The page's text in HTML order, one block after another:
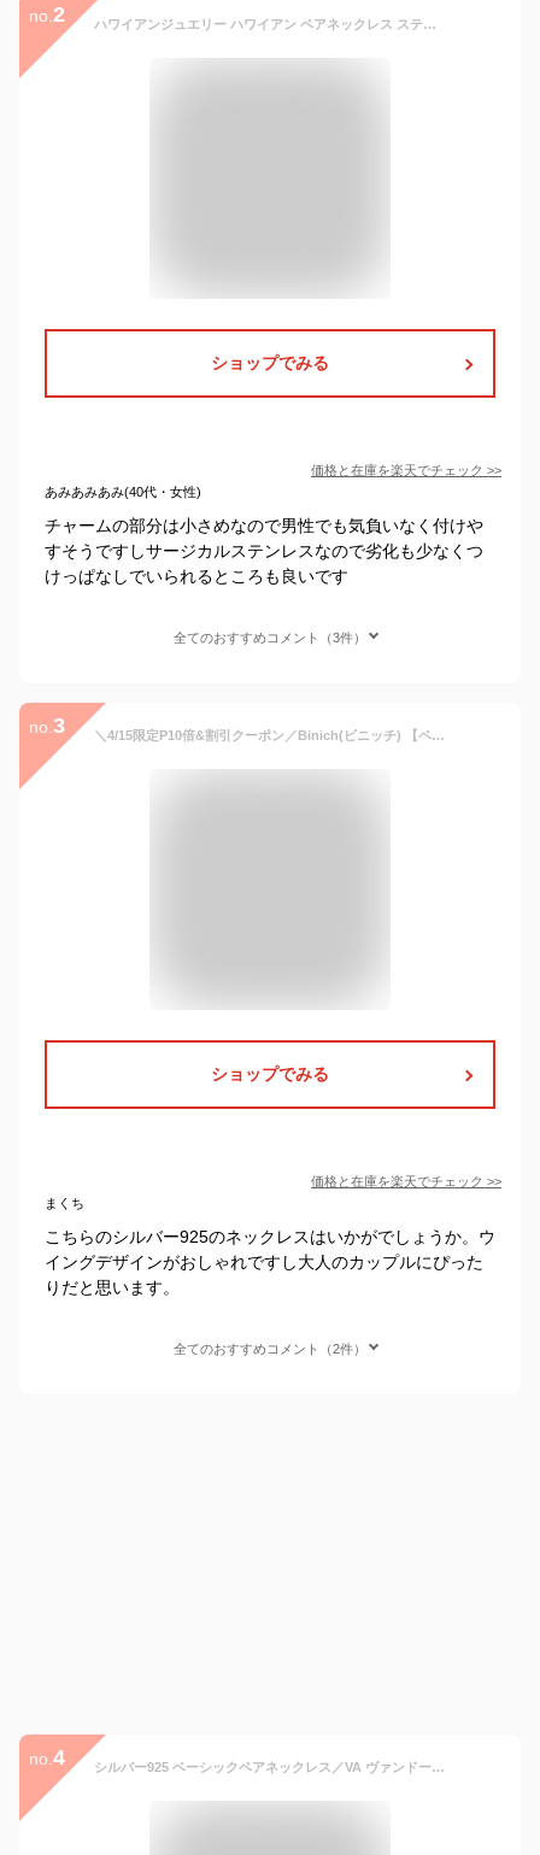
no. 2 ハワイアンジュエリー ハワイアン ペアネックレス ステンレス 大人 シンプル 金属アレルギー対応 サージカルステンレス つけっぱなし スクロール 波 プルメリア 花 ペアアクセサリー ペア ネックレス ギフト ランキング プレゼント 誕生日 記念日 ホワイトデー クリスマス
ショップでみる
価格と在庫を楽天でチェック >>
あみあみあみ(40代・女性)
チャームの部分は小さめなので男性でも気負いなく付けや
すそうですしサージカルステンレスなので劣化も少なくつ
けっぱなしでいられるところも良いです
全てのおすすめコメント（3件）
no. 3 ＼4/15限定P10倍&割引クーポン／Binich(ビニッチ) 【ペア販売】ウイングペアペンダント ペアネックレス チェーンセット ウイング フェザー 羽 翼 シルバー925 アクセサリー[シルバーペンダント]
ショップでみる
価格と在庫を楽天でチェック >>
まくち
こちらのシルバー925のネックレスはいかがでしょうか。ウ
イングデザインがおしゃれですし大人のカップルにぴった
りだと思います。
全てのおすすめコメント（2件）
no. 4 シルバー925 ベーシックペアネックレス／VA ヴァンドーム青山（VA Vendome Aoyama）